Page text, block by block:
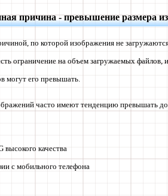
причина - превышение размера
по которой изображения не
ограничение на объем загружаемых
могут его превышать.
часто имеют тенденцию превышать
высокого качества
с мобильного телефона